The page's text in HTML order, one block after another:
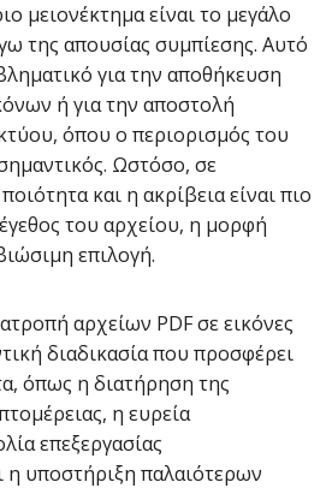
μειονέκτημα είναι το μεγάλο
της απουσίας συμπίεσης. Αυτό
για την αποθήκευση
ή για την αποστολή
όπου ο περιορισμός του
Ωστόσο, σε
και η ακρίβεια είναι πιο
του αρχείου, η μορφή
επιλογή.
αρχείων PDF σε εικόνες
διαδικασία που προσφέρει
όπως η διατήρηση της
η ευρεία
επεξεργασίας
η υποστήριξη παλαιότερων